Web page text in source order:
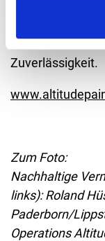
europäischen
Ruf für seine
Zuverlässigkeit.
Zum Foto:
Nachhaltige
links): Roland
Paderborn/
Operations